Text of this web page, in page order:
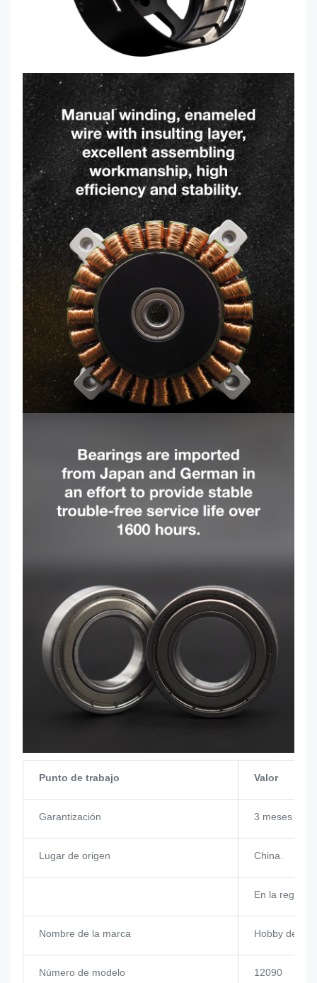
Punto de trabajo Valor
Garantización 3 meses
Lugar de origen China.
En la región
Nombre de la marca Hobby de RC
Número de modelo 12090